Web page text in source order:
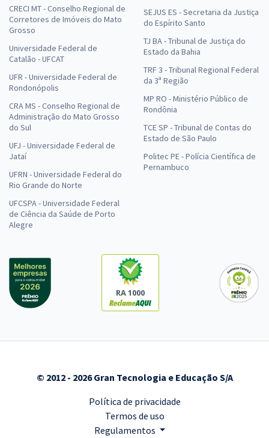
CRECI MT - Conselho Regional de
Corretores de Imóveis do Mato
Grosso
Universidade Federal de
Catalão - UFCAT
UFR - Universidade Federal de
Rondonópolis
CRA MS - Conselho Regional de
Administração do Mato Grosso
do Sul
UFJ - Universidade Federal de
Jataí
UFRN - Universidade Federal do
Rio Grande do Norte
UFCSPA - Universidade Federal
de Ciência da Saúde de Porto
Alegre
SEJUS ES - Secretaria da Justiça
do Espírito Santo
TJ BA - Tribunal de Justiça do
Estado da Bahia
TRF 3 - Tribunal Regional Federal
da 3ª Região
MP RO - Ministério Público de
Rondônia
TCE SP - Tribunal de Contas do
Estado de São Paulo
Politec PE - Polícia Científica de
Pernambuco
RA 1000
© 2012 - 2026 Gran Tecnologia e Educação S/A
Política de privacidade
Termos de uso
Regulamentos